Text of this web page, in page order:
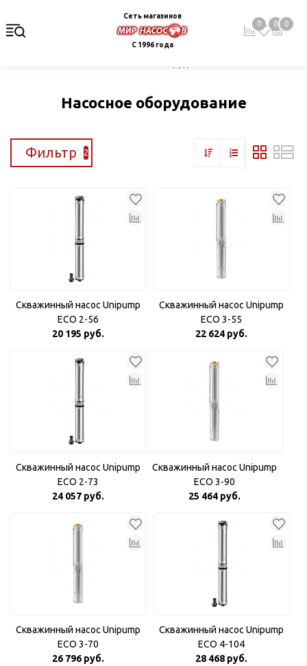
Сеть магазинов
С 1996 года
0 0 0
Насосное оборудование
Фильтр 2
Скважинный насос Unipump
ECO 2-56
20 195 руб.
Скважинный насос Unipump
ECO 3-55
22 624 руб.
Скважинный насос Unipump
ECO 2-73
24 057 руб.
Скважинный насос Unipump
ECO 3-90
25 464 руб.
Скважинный насос Unipump
ECO 3-70
26 796 руб.
Скважинный насос Unipump
ECO 4-104
28 468 руб.